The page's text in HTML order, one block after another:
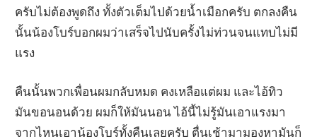
ครับไม่ต้องพูดถึง ทั้งตัวเต็มไปด้วยน้ำเมือกครับ ตกลงคืน
นั้นน้องโบร์บอกผมว่าเสร็จไปนับครั้งไม่ท่วนจนแทบไม่มี
แรง
คืนนั้นพวกเพื่อนผมกลับหมด คงเหลือแต่ผม และไอ้ทิว
มันขอนอนด้วย ผมก็ให้มันนอน ไอ้นี้ไม่รู้มันเอาแรงมา
จากไหนเอาน้องโบร์ทั้งคืนเลยครับ ตื่นเช้ามามองหามันก็